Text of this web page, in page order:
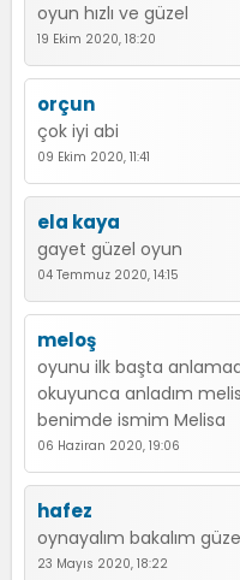
oyun hızlı ve güzel
19 Ekim 2020, 18:20
orçun
çok iyi abi
09 Ekim 2020, 11:41
ela kaya
gayet güzel oyun
04 Temmuz 2020, 14:15
meloş
oyunu ilk başta
okuyunca anladım
benimde ismim Melisa
06 Haziran 2020, 19:06
hafez
oynayalım bakalım
23 Mayıs 2020, 18:22